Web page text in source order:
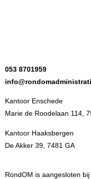
053 8701959
Kantoor Enschede
Marie de Roodelaan 114,
Kantoor Haaksbergen
De Akker 39, 7481 GA
RondOM is aangesloten bij